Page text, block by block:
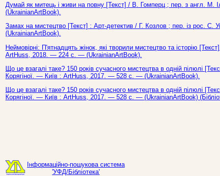
Думай як митець і живи на повну [Текст] / В. Гомперц ; пер. з англ.
(UkrainianArtBook).
Замах на мистецтво [Текст] : Арт-детектив / Г. Козлов ; пер. із рос.
(UkrainianArtBook).
Неймовірні: П'ятнадцять жінок, які творили мистецтво та історію
ArtHuss, 2018. — 224 с. — (UkrainianArtBook).
Що це взагалі таке? 150 років сучасного мистецтва в одній пілюлі
Корягіної. — Київ : ArtHuss, 2017. — 528 c. — (UkrainianArtBook).
Що це взагалі таке? 150 років сучасного мистецтва в одній пілюлі
Корягіної. — Київ : ArtHuss, 2017. — 528 с. — (UkrainianArtBook)
Інформаційно-пошукова система
'УФД/Бібліотека'